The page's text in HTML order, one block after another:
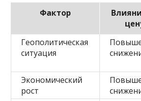
Фактор
Геополитическая
ситуация
Экономический
рост